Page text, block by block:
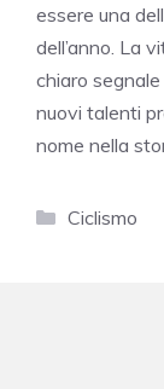
essere una
dell’anno. La
chiaro
nuovi talenti
nome nella
Categorie
Ciclismo